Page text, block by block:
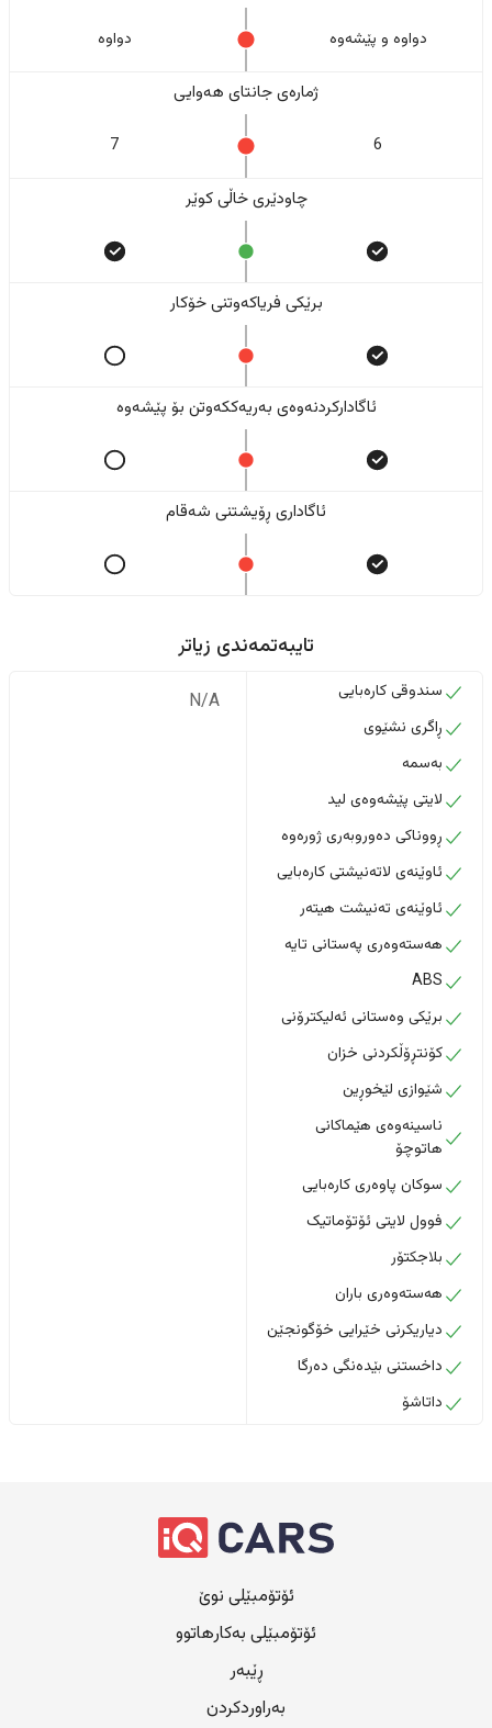
دواوە و پێشەوە دواوە
ژمارەی جانتای هەوایی
6
7
چاودێری خاڵی کوێر
برێکی فریاکەوتنی خۆکار
ئاگادارکردنەوەی بەریەککەوتن بۆ پێشەوە
ئاگاداری ڕۆیشتنی شەقام
تایبەتمەندی زیاتر
سندوقی کارەبایی
ڕاگری نشێوی
بەسمە
لایتی پێشەوەی لید
ڕووناکی دەوروبەری ژورەوە
ئاوێنەی لاتەنیشتی کارەبایی
ئاوێنەی تەنیشت هیتەر
هەستەوەری پەستانی تایە
ABS
برێکی وەستانی ئەلیکترۆنی
کۆنتڕۆڵکردنی خزان
شێوازی لێخوڕین
ناسینەوەی هێماکانی
هاتوچۆ
سوکان پاوەری کارەبایی
فوول لایتی ئۆتۆماتیک
بلاجکتۆر
هەستەوەری باران
دیاریکرنی خێرایی خۆگونجێن
داخستنى بێدەنگى دەرگا
داتاشۆ
N/A
ئۆتۆمبێلی نوێ
ئۆتۆمبێلی بەکارهاتوو
ڕێبەر
بەراوردکردن